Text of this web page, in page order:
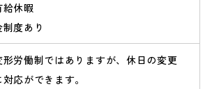
給休暇
度あり
形労働制ではありますが、休日の変更
応ができます。